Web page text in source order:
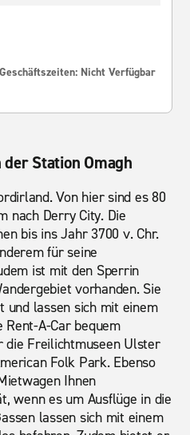
Nicht Verfügbar
Station Omagh
Von hier sind es 80
nach Derry City. Die
bis ins Jahr 3700 v. Chr.
für seine
ist mit den Sperrin
vorhanden. Sie
und lassen sich mit einem
A-Car bequem
die Freilichtmuseen Ulster
Folk Park. Ebenso
Ihnen
wenn es um Ausflüge in die
lassen sich mit einem